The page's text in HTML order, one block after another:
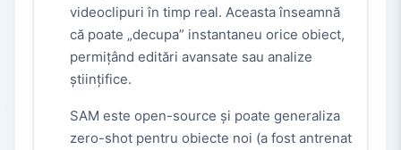
videoclipuri în timp real. Aceasta înseamnă
că poate „decupa” instantaneu orice obiect,
permițând editări avansate sau analize
științifice.
SAM este open-source și poate generaliza
zero-shot pentru obiecte noi (a fost antrenat